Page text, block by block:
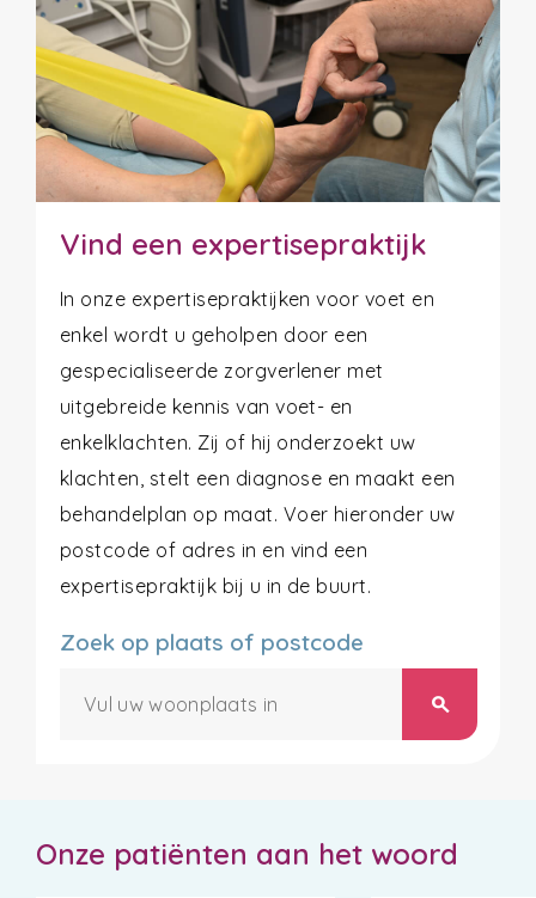
Vind een expertisepraktijk
In onze expertisepraktijken voor voet en
enkel wordt u geholpen door een
gespecialiseerde zorgverlener met
uitgebreide kennis van voet- en
enkelklachten. Zij of hij onderzoekt uw
klachten, stelt een diagnose en maakt een
behandelplan op maat. Voer hieronder uw
postcode of adres in en vind een
expertisepraktijk bij u in de buurt.
Zoek op plaats of postcode
search
Onze patiënten aan het woord